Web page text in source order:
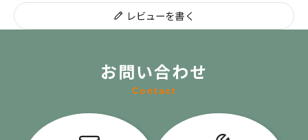
レビューを書く
お問い合わせ
Contact